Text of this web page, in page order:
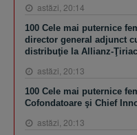
astăzi, 20:14
100 Cele mai puternice
director general adjunct
distribuţie la Allianz-
astăzi, 20:13
100 Cele mai puternice
Cofondatoare şi Chief
astăzi, 20:13